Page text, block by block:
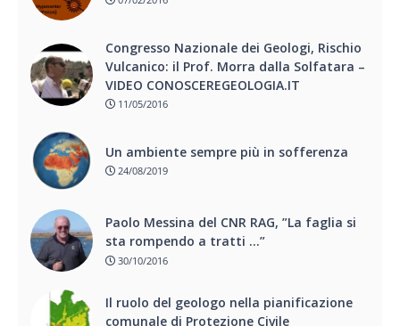
Congresso Nazionale dei Geologi, Rischio
Vulcanico: il Prof. Morra dalla Solfatara –
VIDEO CONOSCEREGEOLOGIA.IT
11/05/2016
Un ambiente sempre più in sofferenza
24/08/2019
Paolo Messina del CNR RAG, ”La faglia si
sta rompendo a tratti …”
30/10/2016
Il ruolo del geologo nella pianificazione
comunale di Protezione Civile